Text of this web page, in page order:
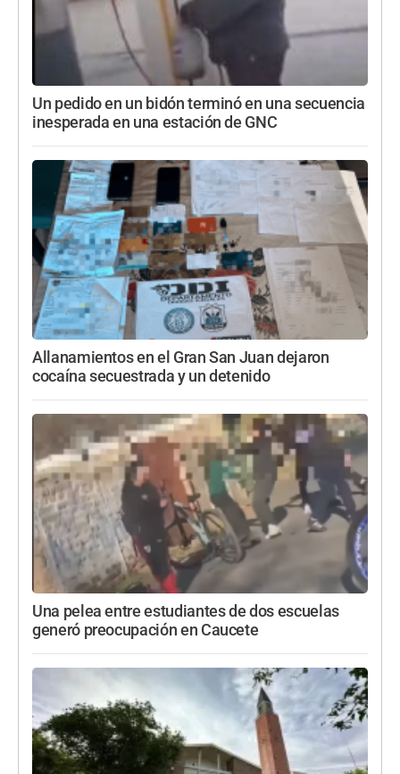
Un pedido en un bidón terminó en una secuencia
inesperada en una estación de GNC
Allanamientos en el Gran San Juan dejaron
cocaína secuestrada y un detenido
Una pelea entre estudiantes de dos escuelas
generó preocupación en Caucete